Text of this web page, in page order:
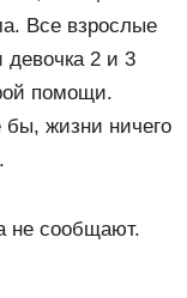
Все взрослые
девочка 2 и 3
помощи.
бы, жизни ничего
не сообщают.